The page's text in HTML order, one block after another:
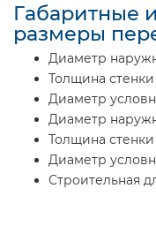
Габаритные
размеры
Диаметр
Толщина
Диаметр
Диаметр
Толщина стенки
Диаметр
Строительная